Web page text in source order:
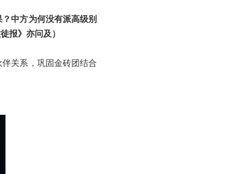
中方为何没有派高级别
报》亦问及）
关系，巩固金砖团结合